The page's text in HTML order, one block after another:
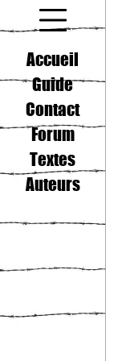
Accueil
Guide
Contact
Forum
Textes
Auteurs